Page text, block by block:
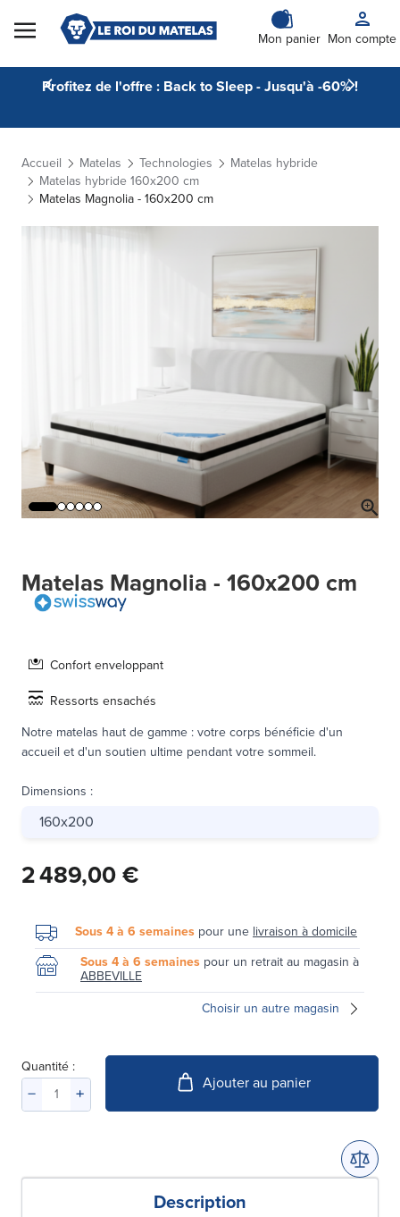
Skip to Content
Mon panier Mon compte
Profitez de l'offre : Back to Sleep - Jusqu'à -60% !
Accueil Matelas Technologies
Matelas hybride
Matelas hybride 160x200 cm
Matelas Magnolia - 160x200 cm
Matelas Magnolia - 160x200 cm
Confort enveloppant
Ressorts ensachés
Notre matelas haut de gamme : votre corps bénéficie d'un
accueil et d'un soutien ultime pendant votre sommeil.
Dimensions :
160x200
2 489,00 €
Sous 4 à 6 semaines pour une livraison à domicile
Sous 4 à 6 semaines pour un retrait au magasin à
ABBEVILLE
Choisir un autre magasin
Quantité :
Ajouter au panier
Description